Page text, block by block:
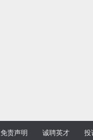
免责声明 诚聘英才 投